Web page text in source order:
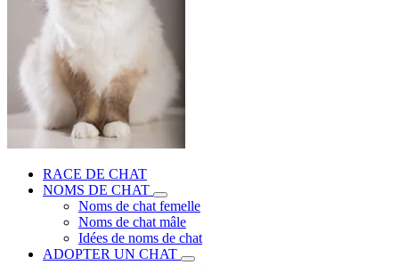
RACE DE CHAT
NOMS DE CHAT
Noms de chat femelle
Noms de chat mâle
Idées de noms de chat
ADOPTER UN CHAT